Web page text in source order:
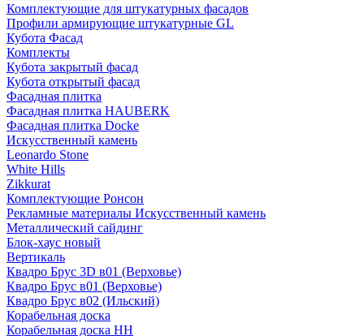
Комплектующие для штукатурных фасадов
Профили армирующие штукатурные GL
Кубота Фасад
Комплекты
Кубота закрытый фасад
Кубота открытый фасад
Фасадная плитка
Фасадная плитка HAUBERK
Фасадная плитка Docke
Искусственный камень
Leonardo Stone
White Hills
Zikkurat
Комплектующие Ронсон
Рекламные материалы Искусственный камень
Металлический сайдинг
Блок-хаус новый
Вертикаль
Квадро Брус 3D в01 (Верховье)
Квадро Брус в01 (Верховье)
Квадро Брус в02 (Ильский)
Корабельная доска
Корабельная доска НН